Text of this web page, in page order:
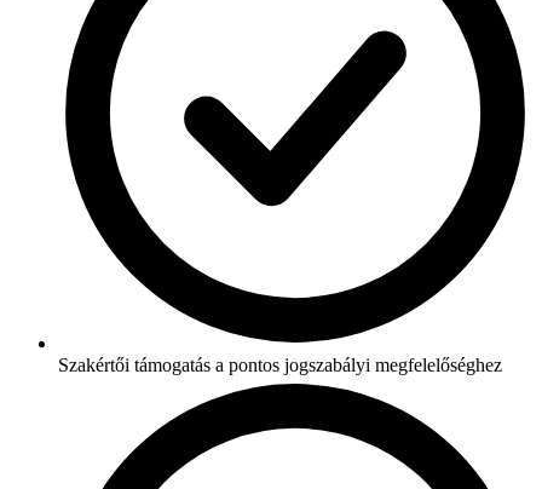
Szakértői támogatás a pontos jogszabályi megfelelőséghez